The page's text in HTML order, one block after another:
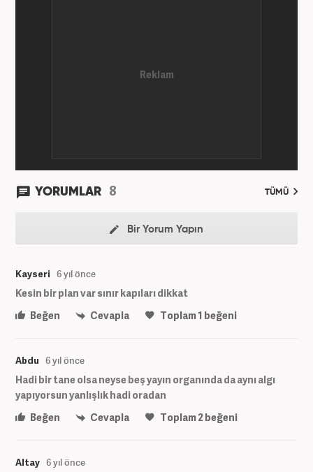
YORUMLAR 8 TÜMÜ
Bir Yorum Yapın
Kayseri 6 yıl önce
Kesin bir plan var sınır kapıları dikkat
Beğen
Cevapla Toplam1 beğeni
Abdu 6 yıl önce
Hadi bir tane olsa neyse beş yayın organında da aynı algı
yapıyorsun yanlışlık hadi oradan
Beğen
Cevapla Toplam2beğeni
Altay 6 yıl önce